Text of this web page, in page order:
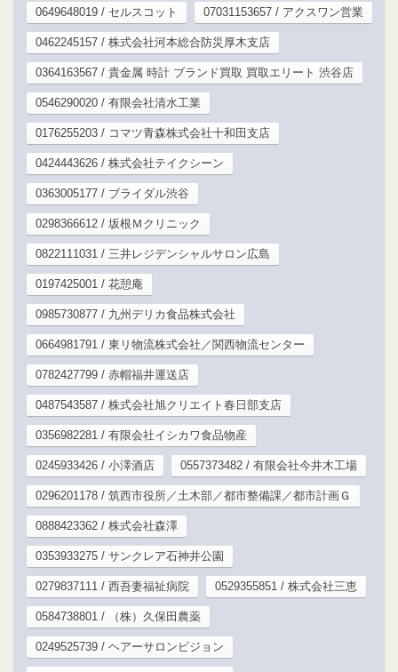
0649648019 / セルスコット 07031153657 / アクスワン営業
0462245157 / 株式会社河本総合防災厚木支店
0364163567 / 貴金属 時計 ブランド買取 買取エリート 渋谷店
0546290020 / 有限会社清水工業
0176255203 / コマツ青森株式会社十和田支店
0424443626 / 株式会社テイクシーン
0363005177 / ブライダル渋谷
0298366612 / 坂根Ｍクリニック
0822111031 / 三井レジデンシャルサロン広島
0197425001 / 花憩庵
0985730877 / 九州デリカ食品株式会社
0664981791 / 東リ物流株式会社／関西物流センター
0782427799 / 赤帽福井運送店
0487543587 / 株式会社旭クリエイト春日部支店
0356982281 / 有限会社イシカワ食品物産
0245933426 / 小澤酒店 0557373482 / 有限会社今井木工場
0296201178 / 筑西市役所／土木部／都市整備課／都市計画Ｇ
0888423362 / 株式会社森澤
0353933275 / サンクレア石神井公園
0279837111 / 西吾妻福祉病院 0529355851 / 株式会社三恵
0584738801 / （株）久保田農薬
0249525739 / ヘアーサロンビジョン